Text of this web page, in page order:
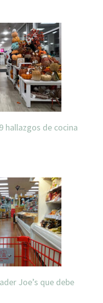
hallazgos de cocina
Joe’s que debe